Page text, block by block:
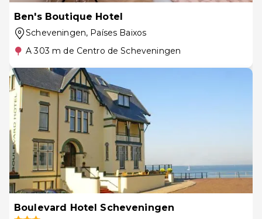
Ben's Boutique Hotel
Scheveningen, Países Baixos
A 303 m de Centro de Scheveningen
Boulevard Hotel Scheveningen